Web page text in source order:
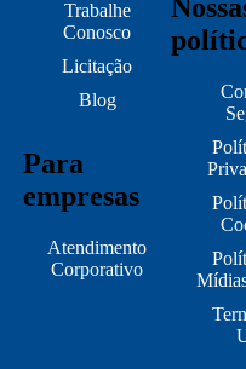
Trabalhe
Conosco
Licitação
Blog
Para
empresas
Atendimento
Corporativo